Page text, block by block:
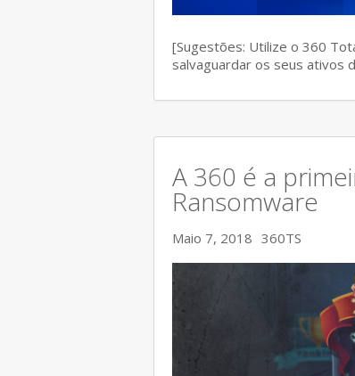
[Sugestões: Utilize o 360
salvaguardar os seus ativos
A 360 é a
Ransomware
Maio 7, 2018 360TS